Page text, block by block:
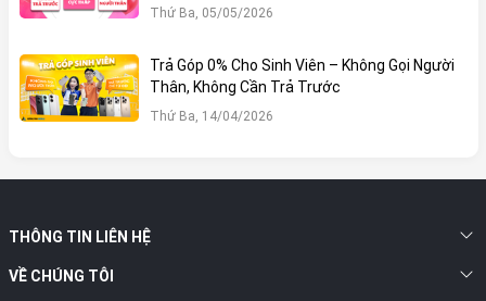
THẲNG!
Thứ Ba, 05/05/2026
Trả Góp 0% Cho Sinh Viên – Không Gọi Người
Thân, Không Cần Trả Trước
Thứ Ba, 14/04/2026
THÔNG TIN LIÊN HỆ
VỀ CHÚNG TÔI